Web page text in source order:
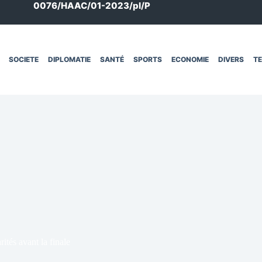
0076/HAAC/01-2023/pl/P
SOCIETE DIPLOMATIE SANTÉ SPORTS ECONOMIE DIVERS